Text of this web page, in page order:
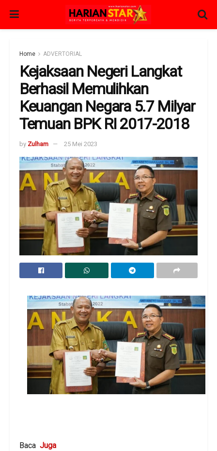
Home ADVERTORIAL
Kejaksaan Negeri Langkat
Berhasil Memulihkan
Keuangan Negara 5.7 Milyar
Temuan BPK RI 2017-2018
by Zulham 25 Mei 2023
Baca Juga